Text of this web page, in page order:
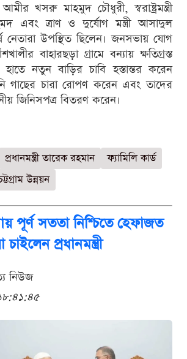
আমীর খসরু মাহমুদ চৌধুরী, স্বরাষ্ট্রমন্ত্রী
এবং ত্রাণ ও দুর্যোগ মন্ত্রী আসাদুল
নেতারা উপস্থিত ছিলেন। জনসভায় যোগ
বাহারছড়া গ্রামে বন্যায় ক্ষতিগ্রস্ত
নতুন বাড়ির চাবি হস্তান্তর করেন
গাছের চারা রোপণ করেন এবং তাদের
জিনিসপত্র বিতরণ করেন।
প্রধানমন্ত্রী তারেক রহমান
ফ্যামিলি কার্ড
উন্নয়ন
পূর্ণ সততা নিশ্চিতে হেফাজত
প্রধানমন্ত্রী
নিউজ